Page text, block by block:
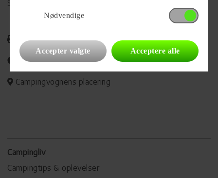
Se alle
Udskriv
Del på Facebook
Campingvognens placering
Campingliv
Campingtips & oplevelser
Nødvendige
Accepter valgte Acceptere alle